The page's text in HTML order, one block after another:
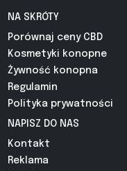
NA SKRÓTY
Porównaj ceny CBD
Kosmetyki konopne
Żywność konopna
Regulamin
Polityka prywatności
NAPISZ DO NAS
Kontakt
Reklama